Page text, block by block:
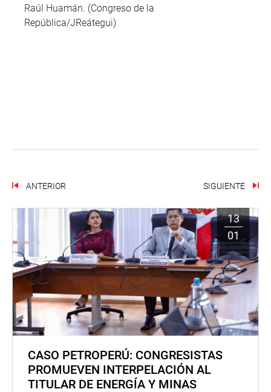
Raúl Huamán. (Congreso de la
República/JReátegui)
ANTERIOR SIGUIENTE
13
01
CASO PETROPERÚ: CONGRESISTAS
PROMUEVEN INTERPELACIÓN AL
TITULAR DE ENERGÍA Y MINAS